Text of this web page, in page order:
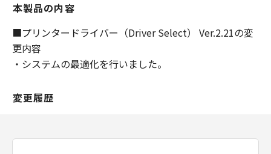
変更することがあり、本ソフトウエア製品の機
能、性能及び品質が乙の特定目的に適合するこ
とを、明示たると黙示たるとを問わず何らの保
証もなさないものとします。
甲は、甲の販売代理店および小売店が行う保証
認めません。
む）に関して、一切の責任を負わないものとし
本製品の内容
■プリンタードライバー（Driver Select） Ver.2.21の変
更内容
・システムの最適化を行いました。
変更履歴